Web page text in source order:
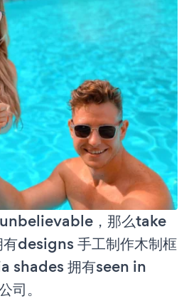
，那么take
designs 手工制作木制框
shades 拥有seen in
。